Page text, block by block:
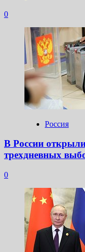
0
Россия
В России
трехдневных
0